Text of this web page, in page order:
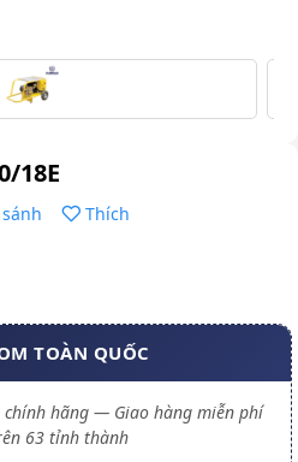
18E
Thích
TOÀN QUỐC
chính hãng — Giao hàng miễn phí
63 tỉnh thành